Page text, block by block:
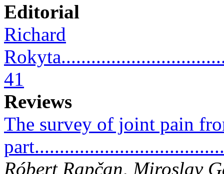
Editorial
Richard
41
Reviews
The survey of joint pain
Róbert Rapčan, Miroslav